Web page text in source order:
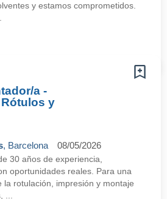
y estamos comprometidos.
a -
y
, Barcelona 08/05/2026
30 años de experiencia,
oportunidades reales. Para una
la rotulación, impresión y montaje